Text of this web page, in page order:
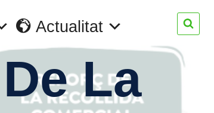
Actualitat
La